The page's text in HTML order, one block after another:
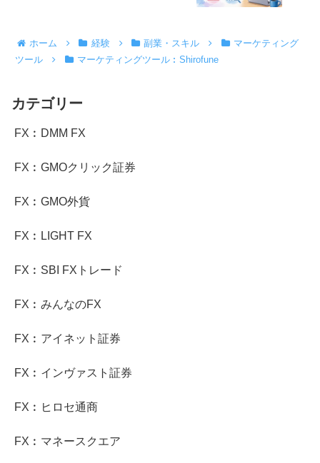
ホーム 経験 副業・スキル
マーケティング
ツール
マーケティングツール︰Shirofune
カテゴリー
FX︰DMM FX
FX︰GMOクリック証券
FX︰GMO外貨
FX︰LIGHT FX
FX︰SBI FXトレード
FX︰みんなのFX
FX︰アイネット証券
FX︰インヴァスト証券
FX︰ヒロセ通商
FX︰マネースクエア